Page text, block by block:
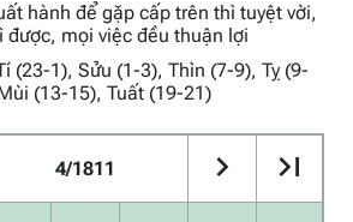
hành để gặp cấp trên thì tuyệt vời,
được, mọi việc đều thuận lợi
(23-1), Sửu (1-3), Thìn (7-9), Tỵ (9-
(13-15), Tuất (19-21)
4/1811